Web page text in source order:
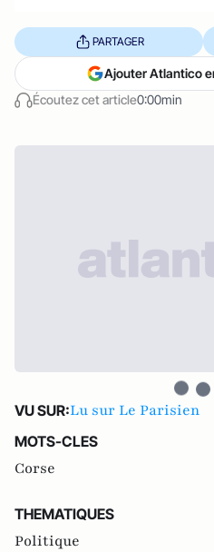
Écoutez cet article0:00min
PARTAGER
Ajouter Atlantico
VU SUR:Lu sur Le Parisien
MOTS-CLES
Corse
THEMATIQUES
Politique